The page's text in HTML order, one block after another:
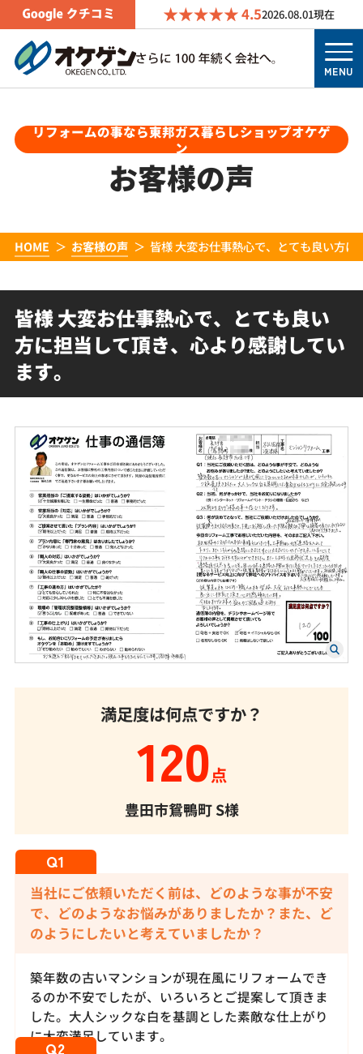
4.52026.08.01現在
MENU
リフォームの事なら東邦ガス暮らしショップオケゲ
ン
お客様の声
HOME お客様の声 皆様 大変お仕事熱心で、とても良い方
皆様 大変お仕事熱心で、とても良い
方に担当して頂き、心より感謝してい
ます。
満足度は何点ですか？
120点
豊田市鴛鴨町 S様
当社にご依頼いただく前は、どのような事が不安
で、どのようなお悩みがありましたか？また、ど
のようにしたいと考えていましたか？
築年数の古いマンションが現在風にリフォームでき
るのか不安でしたが、いろいろとご提案して頂きま
した。大人シックな白を基調とした素敵な仕上がり
に大変満足しています。